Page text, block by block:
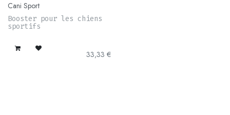
Cani Sport
Booster pour les chiens
sportifs
33,33 €